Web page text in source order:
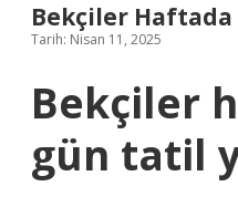
Bekçiler Haftada
Tarih: Nisan 11, 2025
Bekçiler
gün tatil